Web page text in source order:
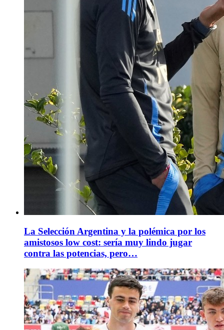
La Selección Argentina y la polémica por los
amistosos low cost: sería muy lindo jugar
contra las potencias, pero…